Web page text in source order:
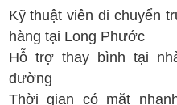
Kỹ thuật viên di chuyển
hàng tại Long Phước
Hỗ trợ thay bình tại
đường
Thời gian có mặt